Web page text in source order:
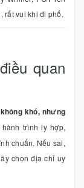
rất vui khi đi phố.
quan
khó, nhưng
trình ly hợp,
chuẩn. Nếu sai,
chọn địa chỉ uy